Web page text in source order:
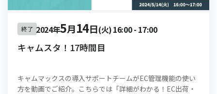
終了 2024年5月14日(火)16:00- 17:00
キャムスタ！17時間目
キャムマックスの導入サポートチームがEC管理機能の使い
方を動画でご紹介。こちらでは「詳細がわかる！EC出荷・